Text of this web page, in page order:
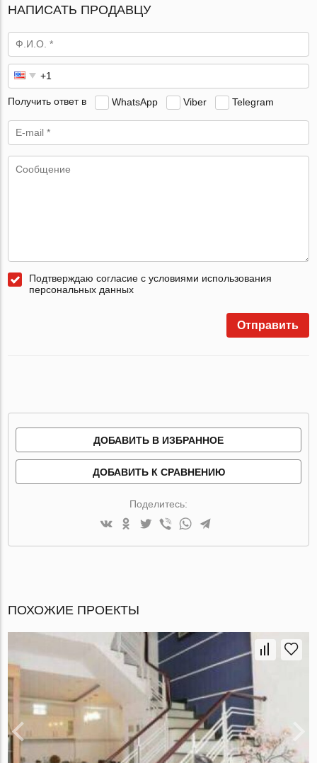
НАПИСАТЬ ПРОДАВЦУ
Получить ответ в WhatsApp Viber Telegram
Подтверждаю согласие с условиями использования
персональных данных
Отправить
ДОБАВИТЬ В ИЗБРАННОЕ
ДОБАВИТЬ К СРАВНЕНИЮ
Поделитесь:
ПОХОЖИЕ ПРОЕКТЫ